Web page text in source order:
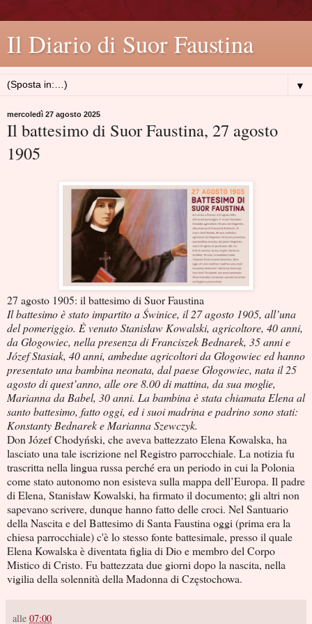
Il Diario di Suor Faustina
▼
mercoledì 27 agosto 2025
Il battesimo di Suor Faustina, 27 agosto
1905
27 agosto 1905: il battesimo di Suor Faustina
Il battesimo è stato impartito a Świnice, il 27 agosto 1905, all’una
del pomeriggio. È venuto Stanisław Kowalski, agricoltore, 40 anni,
da Głogowiec, nella presenza di Franciszek Bednarek, 35 anni e
Józef Stasiak, 40 anni, ambedue agricoltori da Głogowiec ed hanno
presentato una bambina neonata, dal paese Głogowiec, nata il 25
agosto di quest’anno, alle ore 8.00 di mattina, da sua moglie,
Marianna da Babel, 30 anni. La bambina è stata chiamata Elena al
santo battesimo, fatto oggi, ed i suoi madrina e padrino sono stati:
Konstanty Bednarek e Marianna Szewczyk.
Don Józef Chodyński, che aveva battezzato Elena Kowalska, ha
lasciato una tale iscrizione nel Registro parrocchiale. La notizia fu
trascritta nella lingua russa perché era un periodo in cui la Polonia
come stato autonomo non esisteva sulla mappa dell’Europa. Il padre
di Elena, Stanisław Kowalski, ha firmato il documento; gli altri non
sapevano scrivere, dunque hanno fatto delle croci. Nel Santuario
della Nascita e del Battesimo di Santa Faustina oggi (prima era la
chiesa parrocchiale) c'è lo stesso fonte battesimale, presso il quale
Elena Kowalska è diventata figlia di Dio e membro del Corpo
Mistico di Cristo. Fu battezzata due giorni dopo la nascita, nella
vigilia della solennità della Madonna di Częstochowa.
alle 07:00